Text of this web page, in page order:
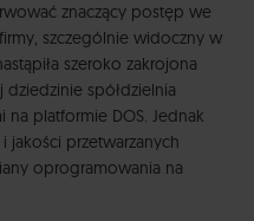
znaczący postęp we
szczególnie widoczny w
szeroko zakrojona
dziedzinie spółdzielnia
na platformie DOS. Jednak
jakości przetwarzanych
oprogramowania na